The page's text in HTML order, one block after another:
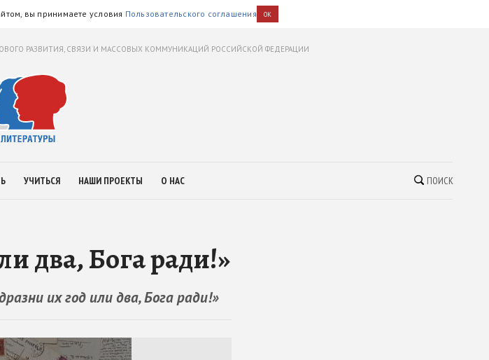
вы принимаете условия Пользовательского соглашения OK
РАЗВИТИЯ, СВЯЗИ И МАССОВЫХ КОММУНИКАЦИЙ РОССИЙСКОЙ ФЕДЕРАЦИИ
УЧИТЬСЯ НАШИ ПРОЕКТЫ О НАС ПОИСК
два, Бога ради!»
их год или два, Бога ради!»